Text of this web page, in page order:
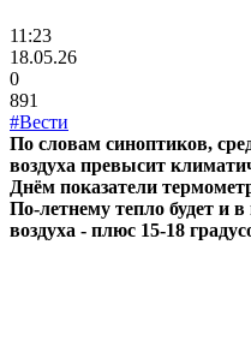
11:23
18.05.26
0
891
#Вести
По словам синоптиков,
воздуха превысит
Днём показатели
По-летнему тепло будет и
воздуха - плюс 15-18